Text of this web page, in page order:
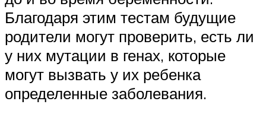
Благодаря этим тестам будущие
родители могут проверить, есть ли
у них мутации в генах, которые
могут вызвать у их ребенка
определенные заболевания.